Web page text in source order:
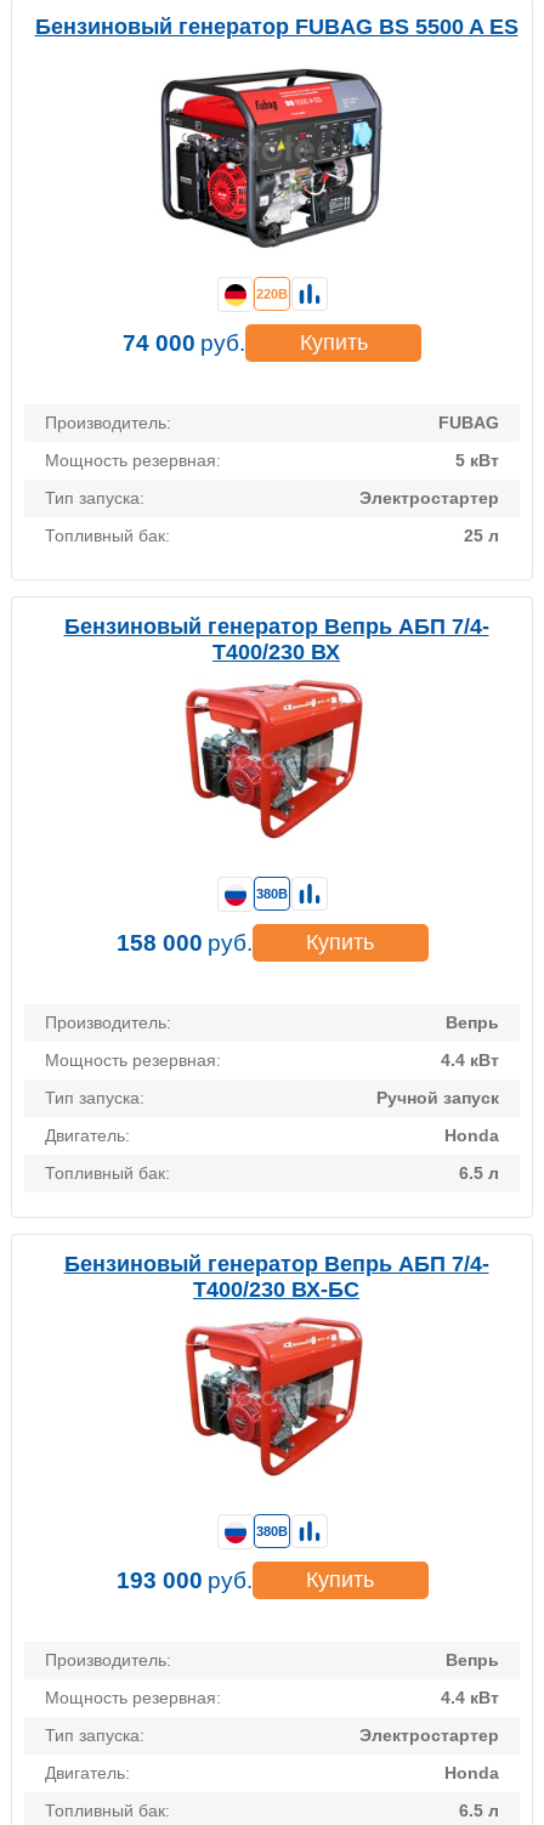
Бензиновый генератор FUBAG BS 5500 A ES
Производитель:
FUBAG
Мощность резервная:
5 кВт
Тип запуска:
Электростартер
Топливный бак:
25 л
220В
74 000 руб. Купить
Бензиновый генератор Вепрь АБП 7/4-
Т400/230 ВХ
Производитель:
Вепрь
Мощность резервная:
4.4 кВт
Тип запуска:
Ручной запуск
Двигатель:
Honda
Топливный бак:
6.5 л
380В
158 000 руб. Купить
Бензиновый генератор Вепрь АБП 7/4-
Т400/230 ВХ-БС
Производитель:
Вепрь
Мощность резервная:
4.4 кВт
Тип запуска:
Электростартер
Двигатель:
Honda
Топливный бак:
6.5 л
380В
193 000 руб. Купить